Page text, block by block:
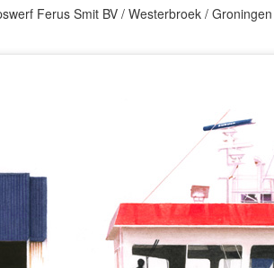
Ferus Smit BV / Westerbroek / Groningen